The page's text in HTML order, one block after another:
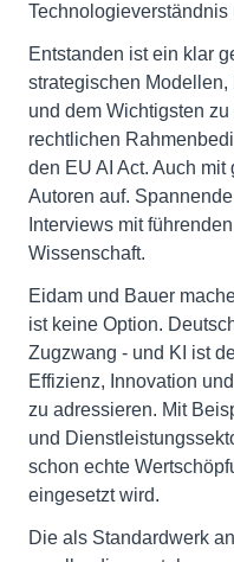
Entstanden ist ein klar
strategischen
und dem Wichtigsten
rechtlichen
den EU AI Act. Auch
Autoren auf.
Interviews mit
Wissenschaft.
Eidam und Bauer
ist keine Option.
Zugzwang - und KI ist
Effizienz, Innovation
zu adressieren. Mit
und
schon echte
eingesetzt wird.
Die als Standardwerk